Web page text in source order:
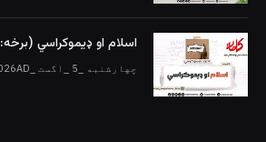
اسلام او ډیموکراسي (برخه: ۴)
چهارشنبه _5 _اگست _2026AH 5-8-2026AD